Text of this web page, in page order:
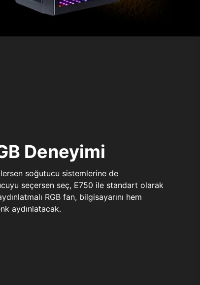
Deneyimi
soğutucu sistemlerine de
seçersen seç, E750 ile standart olarak
RGB fan, bilgisayarını hem
aydınlatacak.